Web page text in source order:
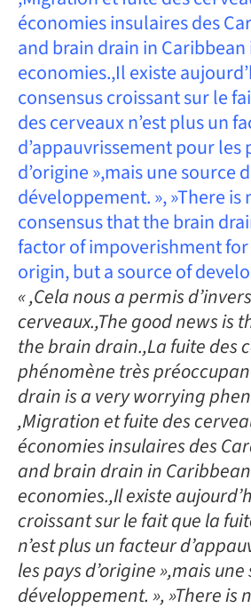
économies insulaires des
and brain drain in
economies.,Il existe
consensus croissant sur le
des cerveaux n’est plus un
d’appauvrissement pour les
d’origine »,mais une source
développement. », »There
consensus that the brain
factor of impoverishment
origin, but a source of
« ,Cela nous a permis
cerveaux.,The good news is
the brain drain.,La fuite des
phénomène très
drain is a very worrying
,Migration et fuite des
économies insulaires des
and brain drain in
economies.,Il existe
croissant sur le fait que la
n’est plus un facteur
les pays d’origine »,mais
développement. », »There is